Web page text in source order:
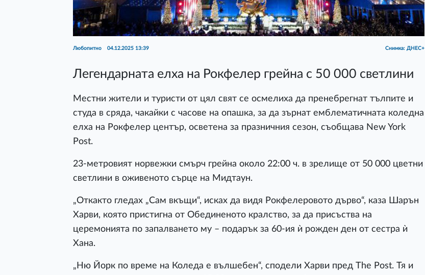
Любопитно 04.12.2025 13:39 Снимка: ДНЕС+
Легендарната елха на Рокфелер грейна с 50 000 светлини
Местни жители и туристи от цял свят се осмелиха да пренебрегнат тълпите и
студа в сряда, чакайки с часове на опашка, за да зърнат емблематичната коледна
елха на Рокфелер център, осветена за празничния сезон, съобщава New York
Post.
23-метровият норвежки смърч грейна около 22:00 ч. в зрелище от 50 000 цветни
светлини в оживеното сърце на Мидтаун.
„Откакто гледах „Сам вкъщи“, исках да видя Рокфелеровото дърво“, каза Шарън
Харви, която пристигна от Обединеното кралство, за да присъства на
церемонията по запалването му – подарък за 60-ия ѝ рожден ден от сестра ѝ
Хана.
„Ню Йорк по време на Коледа е вълшебен“, сподели Харви пред The Post. Тя и